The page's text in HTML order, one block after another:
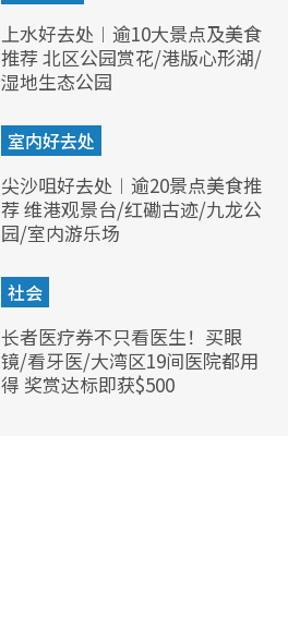
上水好去处︱逾10大景点及美食
推荐 北区公园赏花/港版心形湖/
湿地生态公园
室内好去处
尖沙咀好去处︱逾20景点美食推
荐 维港观景台/红磡古迹/九龙公
园/室内游乐场
社会
长者医疗券不只看医生！买眼
镜/看牙医/大湾区19间医院都用
得 奖赏达标即获$500